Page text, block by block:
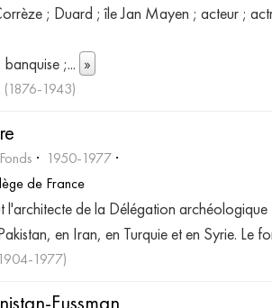
; Duard ; île Jan Mayen ; acteur ;
;... »
(1876-1943)
Fonds
1950-1977
de France
l'architecte de la Délégation
en Iran, en Turquie et en Syrie. Le
1977)